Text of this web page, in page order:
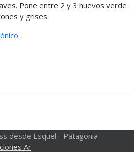
Pone entre 2 y 3 huevos verde
y grises.
desde Esquel - Patagonia
Ar